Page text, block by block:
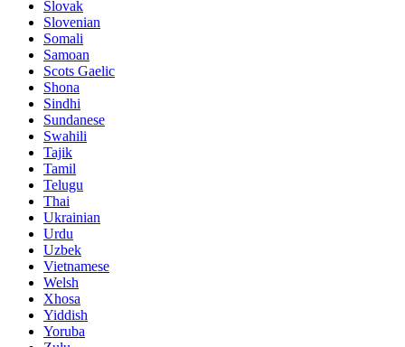
Slovak
Slovenian
Somali
Samoan
Scots Gaelic
Shona
Sindhi
Sundanese
Swahili
Tajik
Tamil
Telugu
Thai
Ukrainian
Urdu
Uzbek
Vietnamese
Welsh
Xhosa
Yiddish
Yoruba